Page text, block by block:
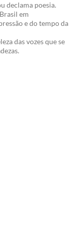
declama poesia.
em
e do tempo da
das vozes que se